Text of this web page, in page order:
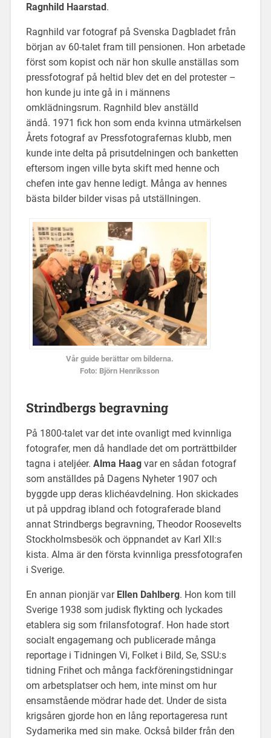
Ragnhild Haarstad.
Ragnhild var fotograf på Svenska Dagbladet från
början av 60-talet fram till pensionen. Hon arbetade
först som kopist och när hon skulle anställas som
pressfotograf på heltid blev det en del protester –
hon kunde ju inte gå in i männens
omklädningsrum. Ragnhild blev anställd
ändå. 1971 fick hon som enda kvinna utmärkelsen
Årets fotograf av Pressfotografernas klubb, men
kunde inte delta på prisutdelningen och banketten
eftersom ingen ville byta skift med henne och
chefen inte gav henne ledigt. Många av hennes
bästa bilder bilder visas på utställningen.
Vår guide berättar om bilderna.
Foto: Björn Henriksson
Strindbergs begravning
På 1800-talet var det inte ovanligt med kvinnliga
fotografer, men då handlade det om porträttbilder
tagna i ateljéer. Alma Haagvar en sådan fotograf
som anställdes på Dagens Nyheter 1907 och
byggde upp deras klichéavdelning. Hon skickades
ut på uppdrag ibland och fotograferade bland
annat Strindbergs begravning, Theodor Roosevelts
Stockholmsbesök och öppnandet av Karl XII:s
kista. Alma är den första kvinnliga pressfotografen
i Sverige.
En annan pionjär var Ellen Dahlberg. Hon kom till
Sverige 1938 som judisk flykting och lyckades
etablera sig som frilansfotograf. Hon hade stort
socialt engagemang och publicerade många
reportage i Tidningen Vi, Folket i Bild, Se, SSU:s
tidning Frihet och många fackföreningstidningar
om arbetsplatser och hem, inte minst om hur
ensamstående mödrar hade det. Under de sista
krigsåren gjorde hon en lång reportageresa runt
Sydamerika med sin make. Också bilder från den